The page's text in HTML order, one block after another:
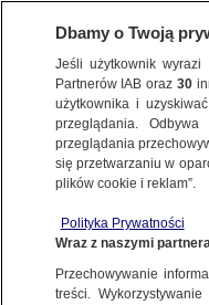
METEO
NAJNOWSZE
wodna straszyła
15.07.2019, 20:44
Dbamy o Twoją
Jeśli użytkownik
Partnerów IAB oraz30
użytkownika i
przeglądania.
przeglądania
się przetwarzaniu w
plików cookie i reklam”.
Polityka Prywatności
Wraz z naszymi
Przechowywanie
treści.